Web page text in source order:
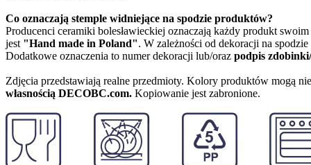
Co oznaczają stemple widniejące na spodzie produktów?
Producenci ceramiki bolesławieckiej oznaczają każdy produkt swoim
jest "Hand made in Poland". W zależności od dekoracji na
Dodatkowe oznaczenia to numer dekoracji lub/oraz podpis
Zdjęcia przedstawiają realne przedmioty. Kolory produktów mogą
własnością DECOBC.com. Kopiowanie jest zabronione.